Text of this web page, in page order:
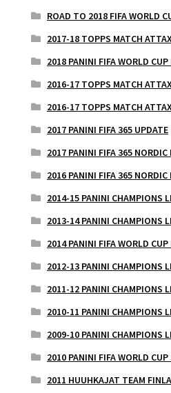
ROAD TO 2018 FIFA WORLD
2017-18 TOPPS MATCH
2018 PANINI FIFA WORLD CUP
2016-17 TOPPS MATCH
2016-17 TOPPS MATCH
2017 PANINI FIFA 365 UPDATE
2017 PANINI FIFA 365
2016 PANINI FIFA 365
2014-15 PANINI CHAMPIONS
2013-14 PANINI CHAMPIONS
2014 PANINI FIFA WORLD CUP
2012-13 PANINI CHAMPIONS
2011-12 PANINI CHAMPIONS
2010-11 PANINI CHAMPIONS
2009-10 PANINI CHAMPIONS
2010 PANINI FIFA WORLD
2011 HUUHKAJAT TEAM